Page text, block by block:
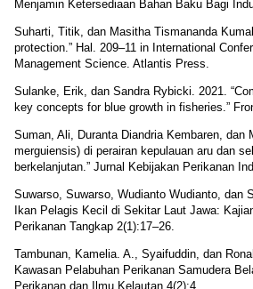
Menjamin Ketersediaan Bahan Baku Bagi
Suharti, Titik, dan Masitha Tismananda
protection.” Hal. 209–11 in International
Management Science. Atlantis Press.
Sulanke, Erik, dan Sandra Rybicki. 2021.
key concepts for blue growth in fisheries.”
Suman, Ali, Duranta Diandria Kembaren, dan
merguiensis) di perairan kepulauan aru dan
berkelanjutan.” Jurnal Kebijakan Perikanan
Suwarso, Suwarso, Wudianto Wudianto, dan
Ikan Pelagis Kecil di Sekitar Laut Jawa:
Perikanan Tangkap 2(1):17–26.
Tambunan, Kamelia. A., Syaifuddin, dan
Kawasan Pelabuhan Perikanan Samudera
Perikanan dan Ilmu Kelautan 4(2):4.